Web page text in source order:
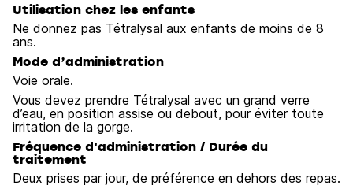
Utilisation chez les enfants
Ne donnez pas Tétralysal aux enfants de moins de 8
ans.
Mode d’administration
Voie orale.
Vous devez prendre Tétralysal avec un grand verre
d’eau, en position assise ou debout, pour éviter toute
irritation de la gorge.
Fréquence d'administration / Durée du
traitement
Deux prises par jour, de préférence en dehors des repas.